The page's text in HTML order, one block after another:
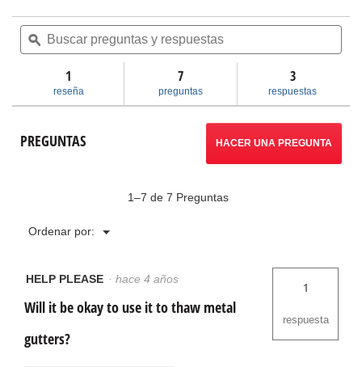
Leer
de
KT-
le
llevará
a
Buscar
preguntas
y
respuestas
ϙ
1
reseña
7
preguntas
3
respuestas
PREGUNTAS HACER UNA PREGUNTA
1–7 de 7 Preguntas
Ordenar por: ▼
Menú
HELP PLEASE · hace 4 años
Will it be okay to use it to thaw metal
gutters?
1
respuesta